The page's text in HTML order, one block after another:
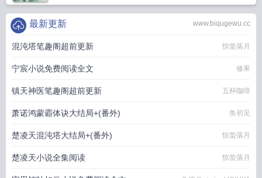
www.biqugewu.cc
最新更新
混沌塔笔趣阁超前更新 惊蛰落月
宁宸小说免费阅读全文 修果
镇天神医笔趣阁超前更新 五杯咖啡
萧诺鸿蒙霸体诀大结局+(番外) 鱼初见
楚凌天混沌塔大结局+(番外) 惊蛰落月
楚凌天小说全集阅读 惊蛰落月